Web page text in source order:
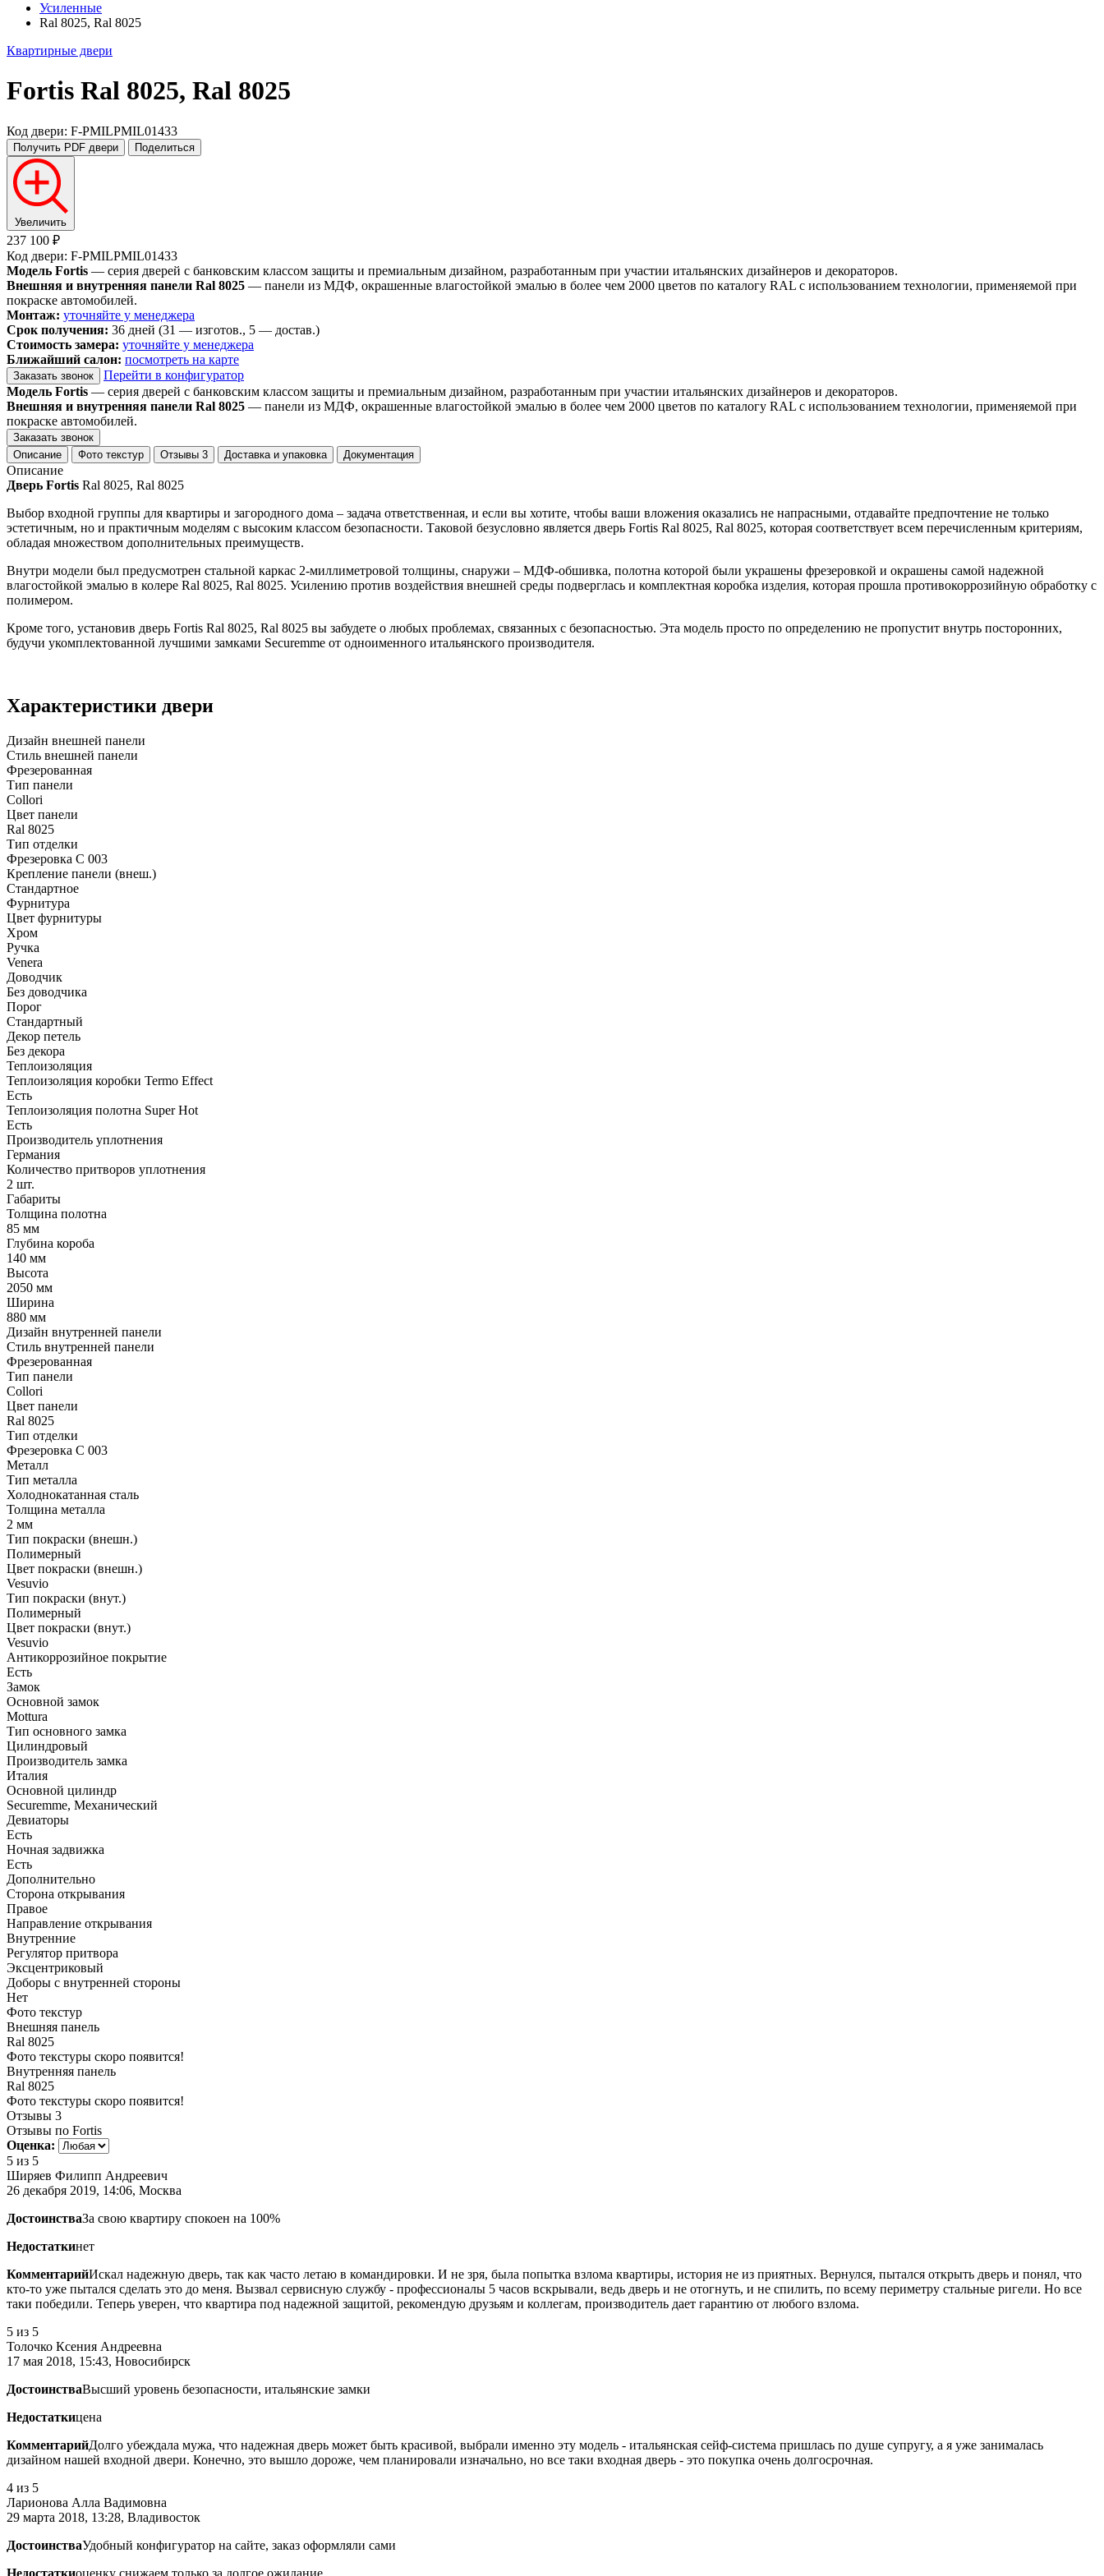
Усиленные
Ral 8025, Ral 8025
Квартирные двери
Fortis Ral 8025, Ral 8025
Код двери: F-PMILPMIL01433
Получить PDF двери Поделиться
Увеличить
237 100 ₽
Код двери: F-PMILPMIL01433
Модель Fortis — серия дверей с банковским классом защиты и премиальным дизайном, разработанным при участии итальянских дизайнеров и декораторов.
Внешняя и внутренняя панели Ral 8025 — панели из МДФ, окрашенные влагостойкой эмалью в более чем 2000 цветов по каталогу RAL с использованием технологии, применяемой при
покраске автомобилей.
Монтаж: уточняйте у менеджера
Срок получения: 36 дней (31 — изготов., 5 — достав.)
Стоимость замера: уточняйте у менеджера
Ближайший салон: посмотреть на карте
Заказать звонок
Перейти в конфигуратор
Модель Fortis — серия дверей с банковским классом защиты и премиальным дизайном, разработанным при участии итальянских дизайнеров и декораторов.
Внешняя и внутренняя панели Ral 8025 — панели из МДФ, окрашенные влагостойкой эмалью в более чем 2000 цветов по каталогу RAL с использованием технологии, применяемой при
покраске автомобилей.
Заказать звонок
Описание
Фото текстур Отзывы 3 Доставка и упаковка Документация
Описание
Дверь Fortis Ral 8025, Ral 8025
Выбор входной группы для квартиры и загородного дома – задача ответственная, и если вы хотите, чтобы ваши вложения оказались не напрасными, отдавайте предпочтение не только
эстетичным, но и практичным моделям с высоким классом безопасности. Таковой безусловно является дверь Fortis Ral 8025, Ral 8025, которая соответствует всем перечисленным критериям,
обладая множеством дополнительных преимуществ.
Внутри модели был предусмотрен стальной каркас 2-миллиметровой толщины, снаружи – МДФ-обшивка, полотна которой были украшены фрезеровкой и окрашены самой надежной
влагостойкой эмалью в колере Ral 8025, Ral 8025. Усилению против воздействия внешней среды подверглась и комплектная коробка изделия, которая прошла противокоррозийную обработку с
полимером.
Кроме того, установив дверь Fortis Ral 8025, Ral 8025 вы забудете о любых проблемах, связанных с безопасностью. Эта модель просто по определению не пропустит внутрь посторонних,
будучи укомплектованной лучшими замками Securemme от одноименного итальянского производителя.
Характеристики двери
Дизайн внешней панели
Стиль внешней панели
Фрезерованная
Тип панели
Collori
Цвет панели
Ral 8025
Тип отделки
Фрезеровка C 003
Крепление панели (внеш.)
Стандартное
Фурнитура
Цвет фурнитуры
Хром
Ручка
Venera
Доводчик
Без доводчика
Порог
Стандартный
Декор петель
Без декора
Теплоизоляция
Теплоизоляция коробки Termo Effect
Есть
Теплоизоляция полотна Super Нot
Есть
Производитель уплотнения
Германия
Количество притворов уплотнения
2 шт.
Габариты
Толщина полотна
85 мм
Глубина короба
140 мм
Высота
2050 мм
Ширина
880 мм
Дизайн внутренней панели
Стиль внутренней панели
Фрезерованная
Тип панели
Collori
Цвет панели
Ral 8025
Тип отделки
Фрезеровка C 003
Металл
Тип металла
Холоднокатанная сталь
Толщина металла
2 мм
Тип покраски (внешн.)
Полимерный
Цвет покраски (внешн.)
Vesuvio
Тип покраски (внут.)
Полимерный
Цвет покраски (внут.)
Vesuvio
Антикоррозийное покрытие
Есть
Замок
Основной замок
Mottura
Тип основного замка
Цилиндровый
Производитель замка
Италия
Основной цилиндр
Securemme, Механический
Девиаторы
Есть
Ночная задвижка
Есть
Дополнительно
Сторона открывания
Правое
Направление открывания
Внутренние
Регулятор притвора
Эксцентриковый
Доборы с внутренней стороны
Нет
Фото текстур
Внешняя панель
Ral 8025
Фото текстуры скоро появится!
Внутренняя панель
Ral 8025
Фото текстуры скоро появится!
Отзывы 3
Отзывы по Fortis
Оценка:
5 из 5
Ширяев Филипп Андреевич
26 декабря 2019, 14:06, Москва
ДостоинстваЗа свою квартиру спокоен на 100%
Недостаткинет
КомментарийИскал надежную дверь, так как часто летаю в командировки. И не зря, была попытка взлома квартиры, история не из приятных. Вернулся, пытался открыть дверь и понял, что
кто-то уже пытался сделать это до меня. Вызвал сервисную службу - профессионалы 5 часов вскрывали, ведь дверь и не отогнуть, и не спилить, по всему периметру стальные ригели. Но все
таки победили. Теперь уверен, что квартира под надежной защитой, рекомендую друзьям и коллегам, производитель дает гарантию от любого взлома.
5 из 5
Толочко Ксения Андреевна
17 мая 2018, 15:43, Новосибирск
ДостоинстваВысший уровень безопасности, итальянские замки
Недостаткицена
КомментарийДолго убеждала мужа, что надежная дверь может быть красивой, выбрали именно эту модель - итальянская сейф-система пришлась по душе супругу, а я уже занималась
дизайном нашей входной двери. Конечно, это вышло дороже, чем планировали изначально, но все таки входная дверь - это покупка очень долгосрочная.
4 из 5
Ларионова Алла Вадимовна
29 марта 2018, 13:28, Владивосток
ДостоинстваУдобный конфигуратор на сайте, заказ оформляли сами
Недостаткиоценку снижаем только за долгое ожидание